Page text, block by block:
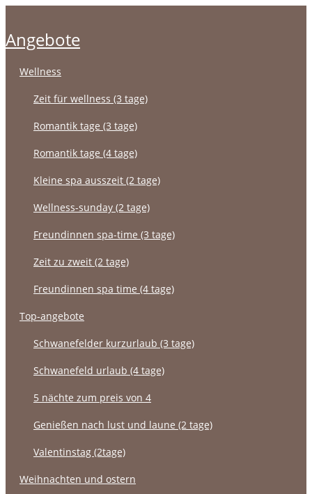
angebote
wellness
zeit für wellness (3 tage)
romantik tage (3 tage)
romantik tage (4 tage)
kleine spa ausszeit (2 tage)
wellness-sunday (2 tage)
freundinnen spa-time (3 tage)
zeit zu zweit (2 tage)
freundinnen spa time (4 tage)
top-angebote
schwanefelder kurzurlaub (3 tage)
schwanefeld urlaub (4 tage)
5 nächte zum preis von 4
genießen nach lust und laune (2 tage)
valentinstag (2tage)
weihnachten und ostern